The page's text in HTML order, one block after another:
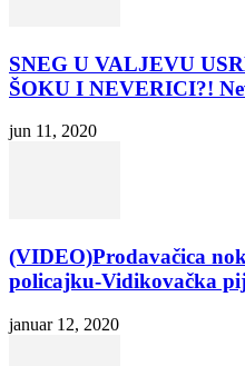
SNEG U VALJEVU
ŠOKU I NEVERICI?!
jun 11, 2020
(VIDEO)Prodavačica
policajku-Vidikovačka
januar 12, 2020